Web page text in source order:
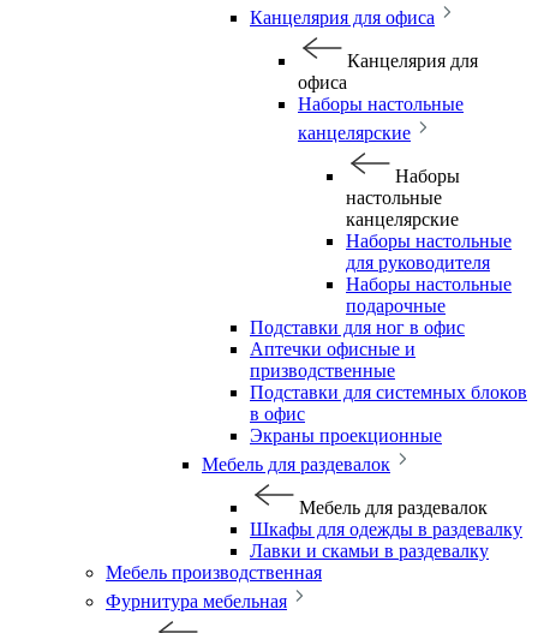
Канцелярия для офиса
Канцелярия для
офиса
Наборы настольные
канцелярские
Наборы
настольные
канцелярские
Наборы настольные
для руководителя
Наборы настольные
подарочные
Подставки для ног в офис
Аптечки офисные и
призводственные
Подставки для системных блоков
в офис
Экраны проекционные
Мебель для раздевалок
Мебель для раздевалок
Шкафы для одежды в раздевалку
Лавки и скамьи в раздевалку
Мебель производственная
Фурнитура мебельная